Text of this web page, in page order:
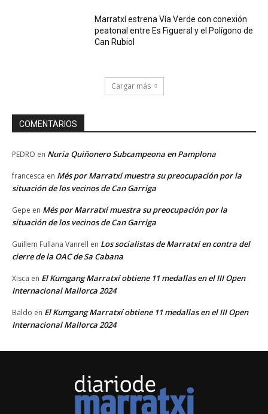
Marratxí estrena Vía Verde con conexión
peatonal entre Es Figueral y el Polígono de
Can Rubiol
Cargar más
COMENTARIOS
PEDRO en Nuria Quiñonero Subcampeona en Pamplona
francesca en Més por Marratxí muestra su preocupación por la
situación de los vecinos de Can Garriga
Gepe en Més por Marratxí muestra su preocupación por la
situación de los vecinos de Can Garriga
Guillem Fullana Vanrell en Los socialistas de Marratxí en contra del
cierre de la OAC de Sa Cabana
Xisca en El Kumgang Marratxí obtiene 11 medallas en el III Open
Internacional Mallorca 2024
Baldo en El Kumgang Marratxí obtiene 11 medallas en el III Open
Internacional Mallorca 2024